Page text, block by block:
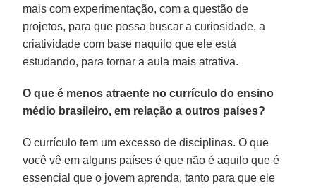
mais com experimentação, com a questão de
projetos, para que possa buscar a curiosidade, a
criatividade com base naquilo que ele está
estudando, para tornar a aula mais atrativa.
O que é menos atraente no currículo do ensino
médio brasileiro, em relação a outros países?
O currículo tem um excesso de disciplinas. O que
você vê em alguns países é que não é aquilo que é
essencial que o jovem aprenda, tanto para que ele